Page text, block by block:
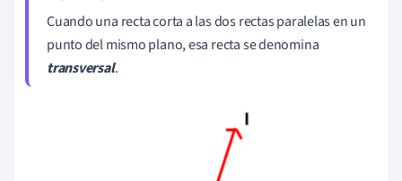
Cuando una recta corta a las dos rectas paralelas en un
punto del mismo plano, esa recta se denomina
transversal.